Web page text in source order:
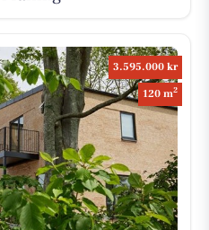
3.595.000 kr
120 m2